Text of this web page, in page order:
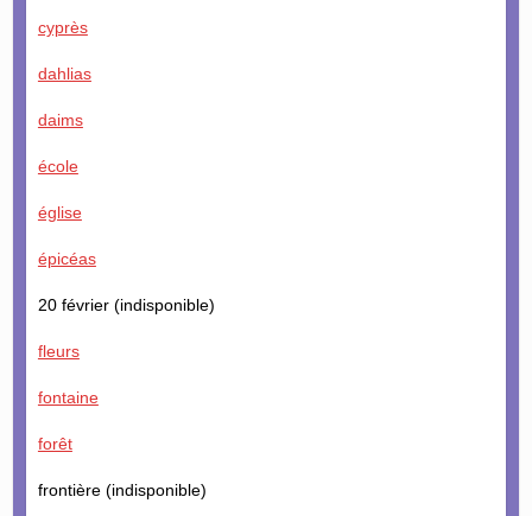
cyprès
dahlias
daims
école
église
épicéas
20 février (indisponible)
fleurs
fontaine
forêt
frontière (indisponible)